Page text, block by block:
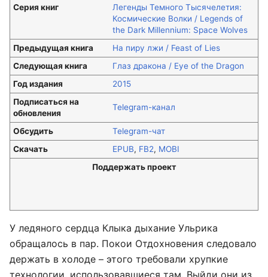
Серия книг
Легенды Темного Тысячелетия:
Космические Волки / Legends of
the Dark Millennium: Space Wolves
Предыдущая книга
На пиру лжи / Feast of Lies
Следующая книга
Глаз дракона / Eye of the Dragon
Год издания
2015
Подписаться на
обновления
Telegram-канал
Обсудить
Telegram-чат
Скачать
EPUB, FB2, MOBI
Поддержать проект
У ледяного сердца Клыка дыхание Ульрика
обращалось в пар. Покои Отдохновения следовало
держать в холоде – этого требовали хрупкие
технологии, использовавшиеся там. Выйди они из